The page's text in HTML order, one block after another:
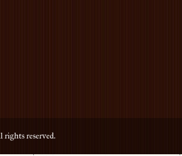
reserved.